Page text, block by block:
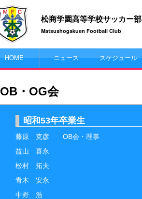
松商学園高等学校サッカー部
Matsushogakuen Football Club
HOME ニュース スケジュール
OB・OG会
昭和53年卒業生
藤原 克彦 OB会・理事
益山 喜永
松村 拓夫
青木 安永
中野 浩